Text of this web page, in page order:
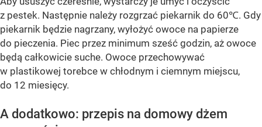
z pestek. Następnie należy rozgrzać piekarnik do 60℃. Gdy
piekarnik będzie nagrzany, wyłożyć owoce na papierze
do pieczenia. Piec przez minimum sześć godzin, aż owoce
będą całkowicie suche. Owoce przechowywać
w plastikowej torebce w chłodnym i ciemnym miejscu,
do 12 miesięcy.
A dodatkowo: przepis na domowy dżem